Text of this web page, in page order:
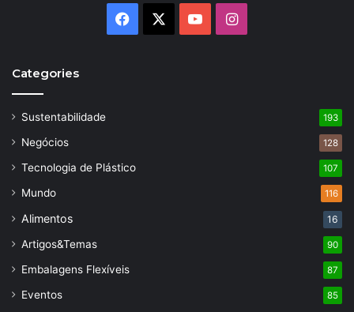
Facebook YouTubeInstagram
Categories
Sustentabilidade 193
Negócios 128
Tecnologia de Plástico 107
Mundo 116
Alimentos 16
Artigos&Temas 90
Embalagens Flexíveis 87
Eventos 85